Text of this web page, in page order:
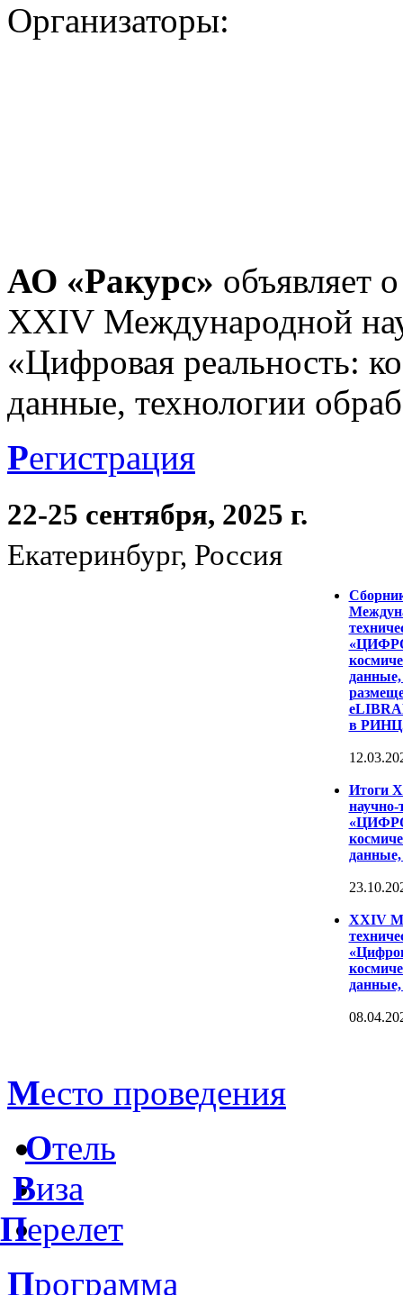
Организаторы:
АО «Ракурс» объявляет
XXIV Международной
«Цифровая реальность:
данные, технологии
Регистрация
22-25 сентября, 2025 г.
Екатеринбург, Россия
данные,
в
Итоги
научно-
данные,
XXIV
данные,
Место проведения
Отель
Виза
Перелет
Программа